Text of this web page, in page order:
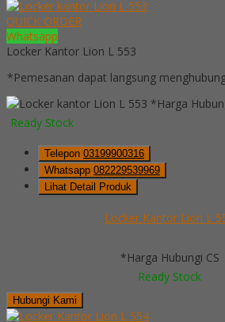
QUICK ORDER
Whatsapp
Locker Kantor Lion L 553
*Pemesanan dapat langsung
*Harga
Ready Stock
Telepon 03199900316
Whatsapp 082229539969
Lihat Detail Produk
Locker Kantor Lion L
*Harga Hubungi CS
Ready Stock
Hubungi Kami